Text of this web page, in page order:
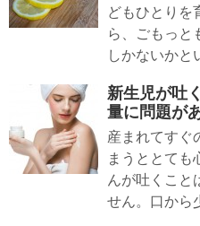
どもひとりを
ら、ごもっと
しかないか
新生児が吐
量に問題が
産まれてすぐ
まうととても
んが吐くこと
せん。口から